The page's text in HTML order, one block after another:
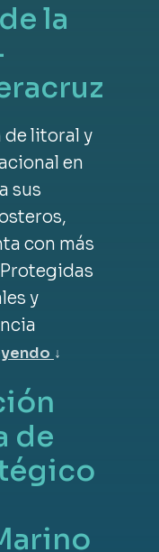
la
de litoral y
en
sus
con más
y
↓
de